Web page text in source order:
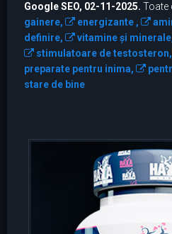
Google SEO, 02-11-2025. Toate
gainere,
energizante ,
definire,
vitamine şi
stimulatoare de testosteron,
preparate pentru inima,
stare de bine